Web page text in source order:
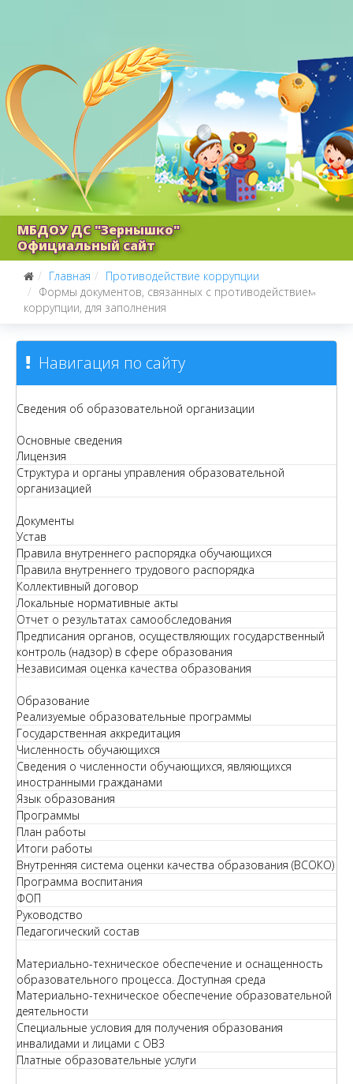
МБДОУ ДС "Зернышко"
Официальный сайт
Главная
Противодействие коррупции
Формы документов, связанных с противодействием
коррупции, для заполнения
Навигация по сайту
Сведения об образовательной организации
Основные сведения
Лицензия
Структура и органы управления образовательной
организацией
Документы
Устав
Правила внутреннего распорядка обучающихся
Правила внутреннего трудового распорядка
Коллективный договор
Локальные нормативные акты
Отчет о результатах самообследования
Предписания органов, осуществляющих государственный
контроль (надзор) в сфере образования
Независимая оценка качества образования
Образование
Реализуемые образовательные программы
Государственная аккредитация
Численность обучающихся
Сведения о численности обучающихся, являющихся
иностранными гражданами
Язык образования
Программы
План работы
Итоги работы
Внутренняя система оценки качества образования (ВСОКО)
Программа воспитания
ФОП
Руководство
Педагогический состав
Материально-техническое обеспечение и оснащенность
образовательного процесса. Доступная среда
Материально-техническое обеспечение образовательной
деятельности
Специальные условия для получения образования
инвалидами и лицами с ОВЗ
Платные образовательные услуги